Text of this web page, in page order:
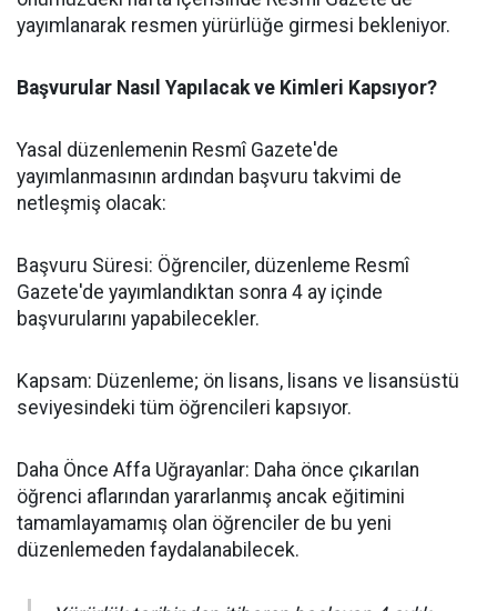
yayımlanarak resmen yürürlüğe girmesi bekleniyor.
​Başvurular Nasıl Yapılacak ve Kimleri Kapsıyor?
​Yasal düzenlemenin Resmî Gazete'de
yayımlanmasının ardından başvuru takvimi de
netleşmiş olacak:
​Başvuru Süresi: Öğrenciler, düzenleme Resmî
Gazete'de yayımlandıktan sonra 4 ay içinde
başvurularını yapabilecekler.
​Kapsam: Düzenleme; ön lisans, lisans ve lisansüstü
seviyesindeki tüm öğrencileri kapsıyor.
​Daha Önce Affa Uğrayanlar: Daha önce çıkarılan
öğrenci aflarından yararlanmış ancak eğitimini
tamamlayamamış olan öğrenciler de bu yeni
düzenlemeden faydalanabilecek.